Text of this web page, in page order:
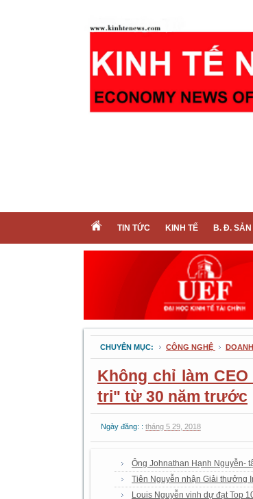
TIN TỨC KINH TẾ B. Đ. SẢN
CHUYÊN MỤC: CÔNG NGHỆ
Không chỉ làm
tri" từ 30 năm trước
Ngày đăng: : tháng 5 29, 2018
Ông Johnathan Hạnh Nguyễn-
Tiên Nguyễn nhận Giải thưởng
Louis Nguyễn vinh dự đạt Top